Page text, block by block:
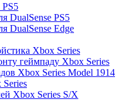
DualSense PS5
DualSense Edge
Xbox Series
геймпаду Xbox Series
Xbox Series Model 1914
Xbox Series S/X